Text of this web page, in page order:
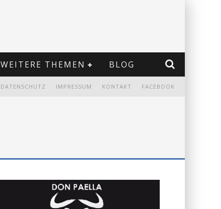
WEITERE THEMEN BLOG
FACEBOOK
KONTAKT
IMPRESSUM
DATENSCHUTZ